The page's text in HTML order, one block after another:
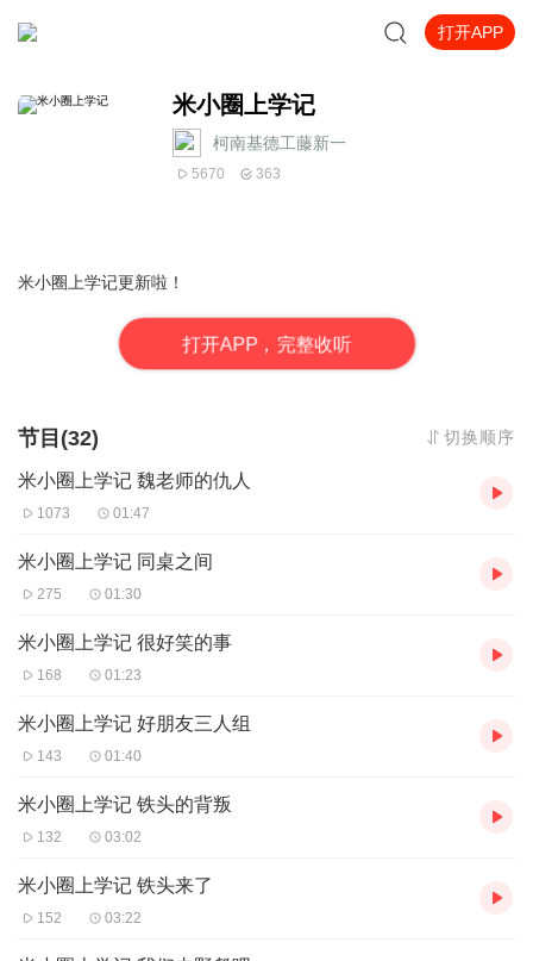
打开APP
米小圈上学记
柯南基德工藤新一
5670 363
米小圈上学记更新啦！
打开APP，完整收听
节目(32) 切换顺序
米小圈上学记 魏老师的仇人
1073 01:47
米小圈上学记 同桌之间
275 01:30
米小圈上学记 很好笑的事
168 01:23
米小圈上学记 好朋友三人组
143 01:40
米小圈上学记 铁头的背叛
132 03:02
米小圈上学记 铁头来了
152 03:22